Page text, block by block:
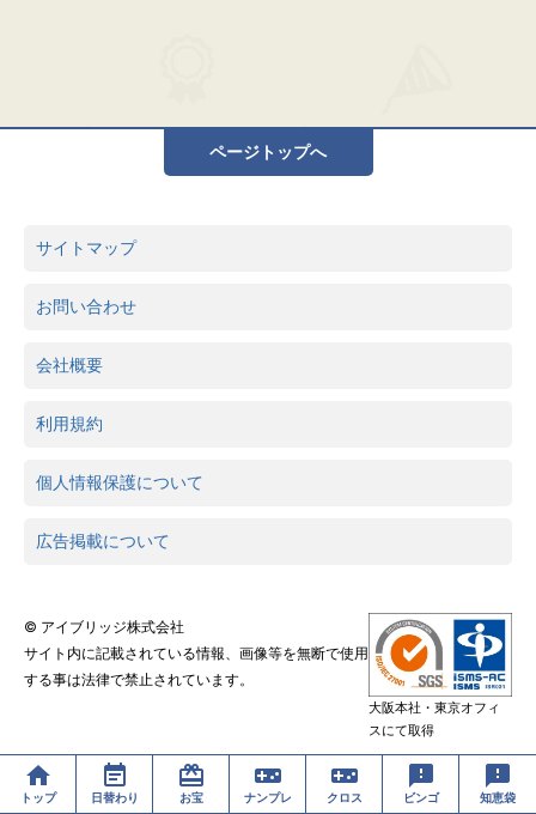
ページトップへ
サイトマップ
お問い合わせ
会社概要
利用規約
個人情報保護について
広告掲載について
© アイブリッジ株式会社
サイト内に記載されている情報、画像等を無断で使用
する事は法律で禁止されています。
大阪本社・東京オフィ
スにて取得
トップ 日替わり お宝 ナンプレ クロス ビンゴ 知恵袋